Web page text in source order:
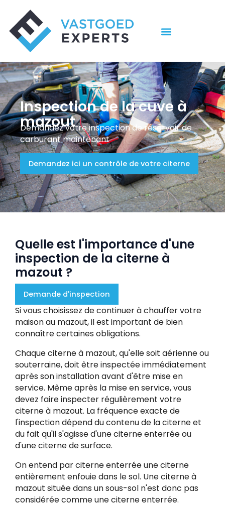
contenu
Inspection de la cuve à
mazout
Demandez votre inspection de réservoir de
carburant maintenant
Demandez ici un contrôle de votre citerne
Quelle est l'importance d'une
inspection de la citerne à
mazout ?
Demande d'inspection
Si vous choisissez de continuer à chauffer votre
maison au mazout, il est important de bien
connaître certaines obligations.
Chaque citerne à mazout, qu'elle soit aérienne ou
souterraine, doit être inspectée immédiatement
après son installation avant d'être mise en
service. Même après la mise en service, vous
devez faire inspecter régulièrement votre
citerne à mazout. La fréquence exacte de
l'inspection dépend du contenu de la citerne et
du fait qu'il s'agisse d'une citerne enterrée ou
d'une citerne de surface.
On entend par citerne enterrée une citerne
entièrement enfouie dans le sol. Une citerne à
mazout située dans un sous-sol n'est donc pas
considérée comme une citerne enterrée.